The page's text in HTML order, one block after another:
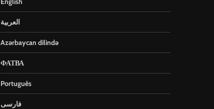
العربية
Azərbaycan dilində
ФАТВА
Português
فارسی